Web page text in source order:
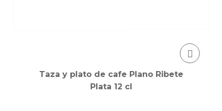
Taza y plato de cafe Plano Ribete
Plata 12 cl